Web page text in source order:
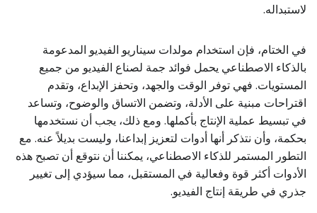
لاستبداله.
في الختام، فإن استخدام مولدات سيناريو الفيديو المدعومة
بالذكاء الاصطناعي يحمل فوائد جمة لصناع الفيديو من جميع
المستويات. فهي توفر الوقت والجهد، وتحفز الإبداع، وتقدم
اقتراحات مبنية على الأدلة، وتضمن الاتساق والوضوح، وتساعد
في تبسيط عملية الإنتاج بأكملها. ومع ذلك، يجب أن نستخدمها
بحكمة، وأن نتذكر أنها أدوات لتعزيز إبداعنا، وليست بديلاً عنه. مع
التطور المستمر للذكاء الاصطناعي، يمكننا أن نتوقع أن تصبح هذه
الأدوات أكثر قوة وفعالية في المستقبل، مما سيؤدي إلى تغيير
جذري في طريقة إنتاج الفيديو.